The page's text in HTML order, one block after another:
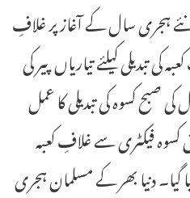
) نئے ہجری سال کے آغاز پر غلافِ
کی تبدیلی کیلئے تیاریاں پیر کی
صبح کسوہ کی تبدیلی کا عمل
کسوہ فیکٹری سے غلافِ کعبہ
دنیا بھر کے مسلمان ہجری